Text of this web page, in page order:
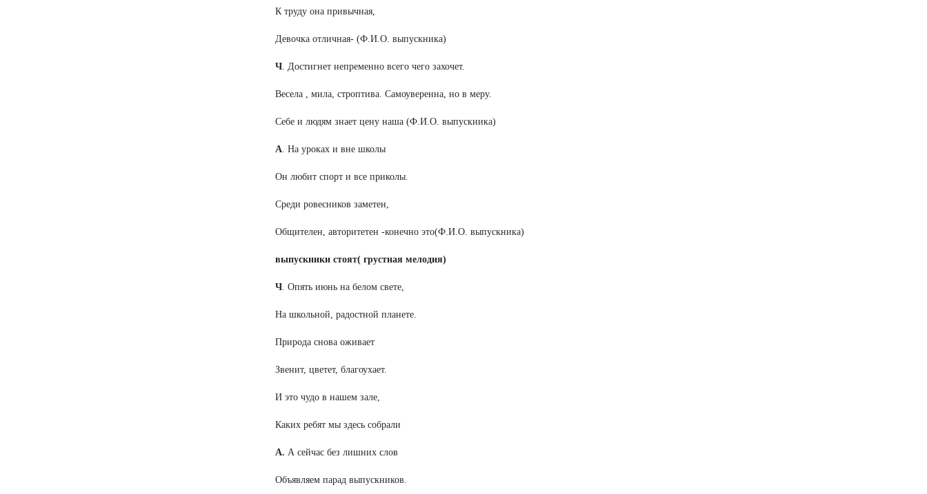
К труду она привычная,
Девочка отличная- (Ф.И.О. выпускника)
Ч. Достигнет непременно всего чего захочет.
Весела , мила, строптива. Самоуверенна, но в меру.
Себе и людям знает цену наша (Ф.И.О. выпускника)
А. На уроках и вне школы
Он любит спорт и все приколы.
Среди ровесников заметен,
Общителен, авторитетен -конечно это(Ф.И.О. выпускника)
выпускники стоят( грустная мелодия)
Ч. Опять июнь на белом свете,
На школьной, радостной планете.
Природа снова оживает
Звенит, цветет, благоухает.
И это чудо в нашем зале,
Каких ребят мы здесь собрали
А. А сейчас без лишних слов
Объявляем парад выпускников.